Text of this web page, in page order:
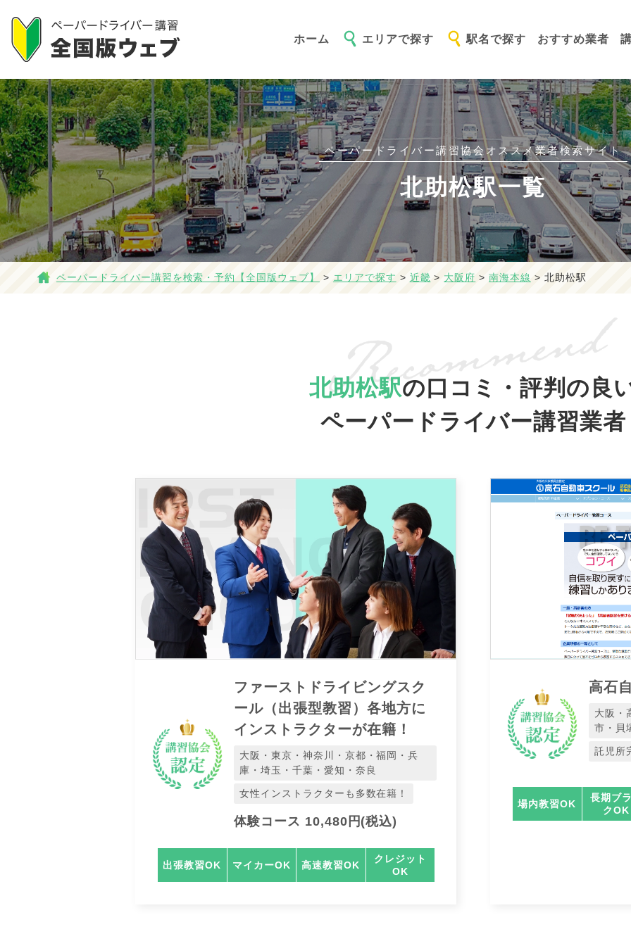
ホーム エリアで探す 駅名で探す おすすめ業者
ペーパードライバー講習協会オススメ業者検索サイト
北助松駅一覧
ペーパードライバー講習を検索・予約【全国版ウェブ】 > エリアで探す > 近畿 > 大阪府 >南海本線 > 北助松駅
北助松駅の口コミ・評判の良
ペーパードライバー講習業者
ファーストドライビングスク
ール（出張型教習）各地方に
インストラクターが在籍！
大阪・東京・神奈川・京都・福岡・兵
庫・埼玉・千葉・愛知・奈良
女性インストラクターも多数在籍！
体験コース 10,480円(税込)
出張教習OK マイカーOK 高速教習OK
クレジット
OK
高石
大阪・
市・貝
託児所
場内教習OK
長期ブ
クOK